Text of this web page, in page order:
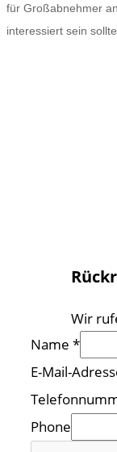
für Großabnehmer
interessiert sein
Wir
Name *
E-Mail-
Phone